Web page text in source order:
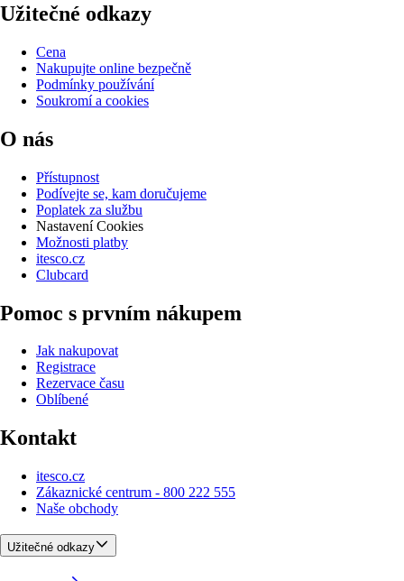
Užitečné odkazy
Cena
Nakupujte online bezpečně
Podmínky používání
Soukromí a cookies
O nás
Přístupnost
Podívejte se, kam doručujeme
Poplatek za službu
Nastavení Cookies
Možnosti platby
itesco.cz
Clubcard
Pomoc s prvním nákupem
Jak nakupovat
Registrace
Rezervace času
Oblíbené
Kontakt
itesco.cz
Zákaznické centrum - 800 222 555
Naše obchody
Užitečné odkazy